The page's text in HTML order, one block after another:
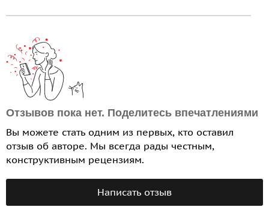
Отзывов пока нет. Поделитесь впечатлениями
Вы можете стать одним из первых, кто оставил
отзыв об авторе. Мы всегда рады честным,
конструктивным рецензиям.
Написать отзыв